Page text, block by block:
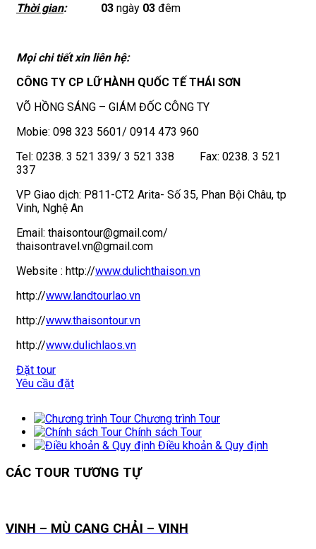
Thời gian: 03 ngày 03 đêm
Mọi chi tiết xin liên hệ:
CÔNG TY CP LỮ HÀNH QUỐC TẾ THÁI SƠN
VÕ HỒNG SÁNG – GIÁM ĐỐC CÔNG TY
Mobie: 098 323 5601/ 0914 473 960
Tel: 0238. 3 521 339/ 3 521 338 Fax: 0238. 3 521
337
VP Giao dịch: P811-CT2 Arita- Số 35, Phan Bội Châu, tp
Vinh, Nghệ An
Email: thaisontour@gmail.com/
thaisontravel.vn@gmail.com
Website : http://www.dulichthaison.vn
http://www.landtourlao.vn
http://www.thaisontour.vn
http://www.dulichlaos.vn
Đặt tour
Yêu cầu đặt
Chương trình Tour
Chính sách Tour
Điều khoản & Quy định
CÁC TOUR TƯƠNG TỰ
VINH – MÙ CANG CHẢI – VINH